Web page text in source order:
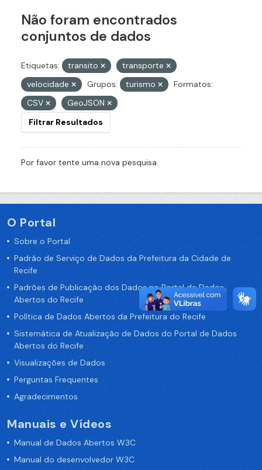
Não foram encontrados
conjuntos de dados
Etiquetas: transito
transporte
velocidade
Grupos: turismo
Formatos:
CSV
GeoJSON
Filtrar Resultados
Por favor tente uma nova pesquisa.
O Portal
Sobre o Portal
Padrão de Serviço de Dados da Prefeitura da Cidade de
Recife
Padrões de Publicação dos Dados no Portal de Dados
Abertos do Recife
Política de Dados Abertos da Prefeitura do Recife
Sistemática de Atualização de Dados do Portal de Dados
Abertos do Recife
Visualizações de Dados
Perguntas Frequentes
Agradecimentos
Manuais e Vídeos
Manual de Dados Abertos W3C
Manual do desenvolvedor W3C